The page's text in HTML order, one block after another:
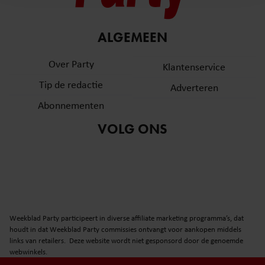
en om ons websiteverkeer te analyseren. Ook delen we
informatie over uw gebruik van onze site met onze
partners voor social media, adverteren en analyse. Deze
informatie die u aan ze heeft verstrekt of die ze hebben
gaat akkoord met onze cookies als u onze website blijft
gebruiken.
ALGEMEEN
Over Party
Tip de redactie
Abonnementen
Klantenservice
Adverteren
VOLG ONS
Weekblad Party participeert in diverse affiliate marketing programma’s, dat
houdt in dat Weekblad Party commissies ontvangt voor aankopen middels
links van retailers. Deze website wordt niet gesponsord door de genoemde
webwinkels.